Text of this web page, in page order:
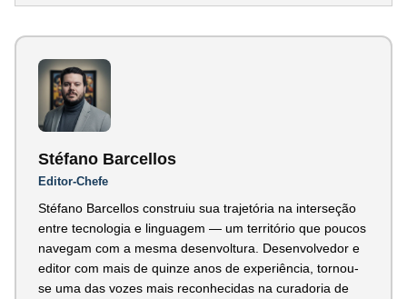
Stéfano Barcellos
Editor-Chefe
Stéfano Barcellos construiu sua trajetória na interseção
entre tecnologia e linguagem — um território que poucos
navegam com a mesma desenvoltura. Desenvolvedor e
editor com mais de quinze anos de experiência, tornou-
se uma das vozes mais reconhecidas na curadoria de